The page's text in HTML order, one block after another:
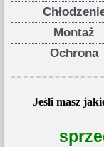
Montaż
Ochrona
Jeśli masz